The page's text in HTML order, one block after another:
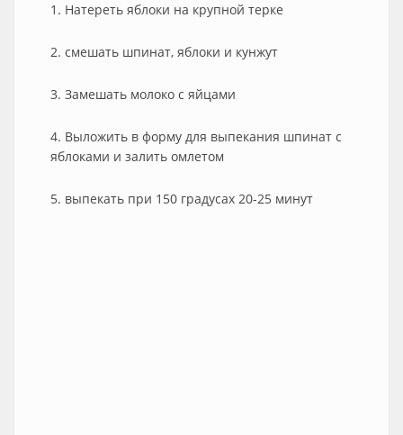
1. Натереть яблоки на крупной терке
2. смешать шпинат, яблоки и кунжут
3. Замешать молоко с яйцами
4. Выложить в форму для выпекания шпинат с
яблоками и залить омлетом
5. выпекать при 150 градусах 20-25 минут